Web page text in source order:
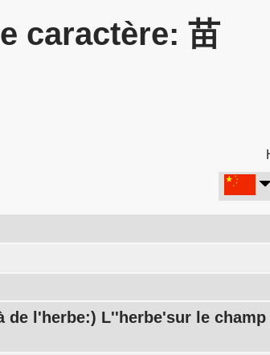
caractère: 苗
de l'herbe:) L''herbe'sur le champ